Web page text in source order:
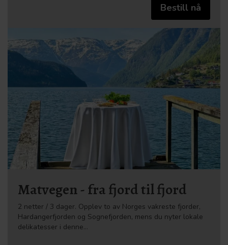
Bestill nå
Matvegen - fra fjord til fjord
2 netter / 3 dager. Opplev to av Norges vakreste fjorder,
Hardangerfjorden og Sognefjorden, mens du nyter lokale
delikatesser i denne…